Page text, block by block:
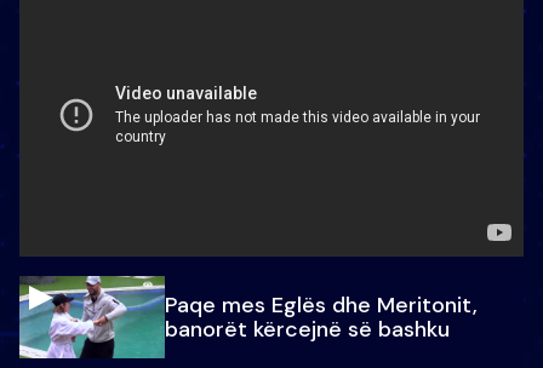
Paqe mes Eglës dhe Meritonit,
banorët kërcejnë së bashku